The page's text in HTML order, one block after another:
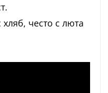
често с люта